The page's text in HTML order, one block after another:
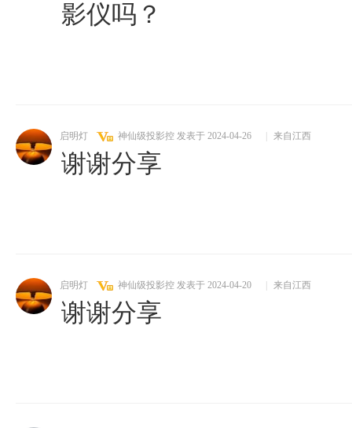
影仪吗？
启明灯 神仙级投影控 发表于 2024-04-26 来自江西
谢谢分享
启明灯 神仙级投影控 发表于 2024-04-20 来自江西
谢谢分享